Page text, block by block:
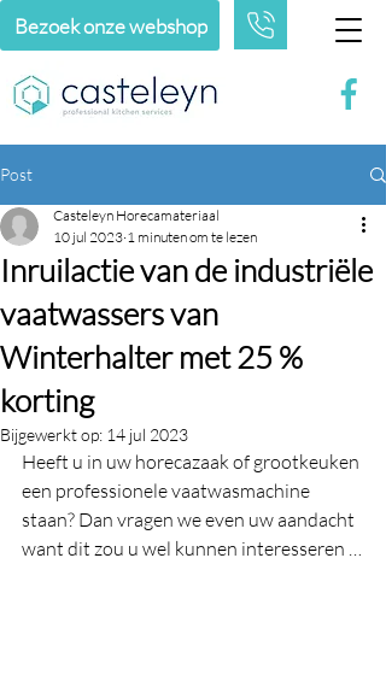
Bezoek onze webshop
Post
Inruilactie van de industriële
vaatwassers van
Winterhalter met 25 %
korting
Casteleyn Horecamateriaal
10 jul 2023 1 minuten om te lezen
Bijgewerkt op: 14 jul 2023
Heeft u in uw horecazaak of grootkeuken
een professionele vaatwasmachine
staan? Dan vragen we even uw aandacht
want dit zou u wel kunnen interesseren …